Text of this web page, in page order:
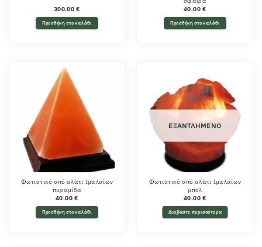
300.00 €
Προσθήκη στο καλάθι
40.00 €
Προσθήκη στο καλάθι
Φωτιστικό από αλάτι Ιμαλαΐων
πυραμίδα
40.00 €
Προσθήκη στο καλάθι
ΕΞΑΝΤΛΗΜΈΝΟ
Φωτιστικό από αλάτι Ιμαλαΐων
μπολ
40.00 €
Διαβάστε περισσότερα